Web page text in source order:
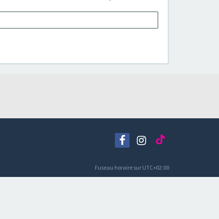
Fuseau horaire sur UTC+02:00